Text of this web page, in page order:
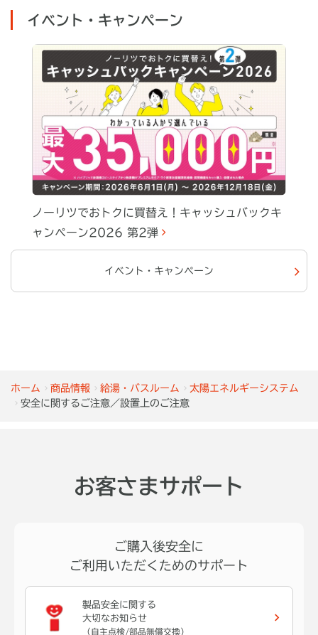
ホーム 商品情報 給湯・バスルーム
太陽エネルギーシステム
安全に関するご注意／設置上のご注意
イベント・キャンペーン
ノーリツでおトクに買替え！キャッシュバックキ
ャンペーン2026 第2弾
イベント・キャンペーン
お客さまサポート
ご購入後安全に
ご利用いただくためのサポート
製品安全に関する
大切なお知らせ
（自主点検/部品無償交換）